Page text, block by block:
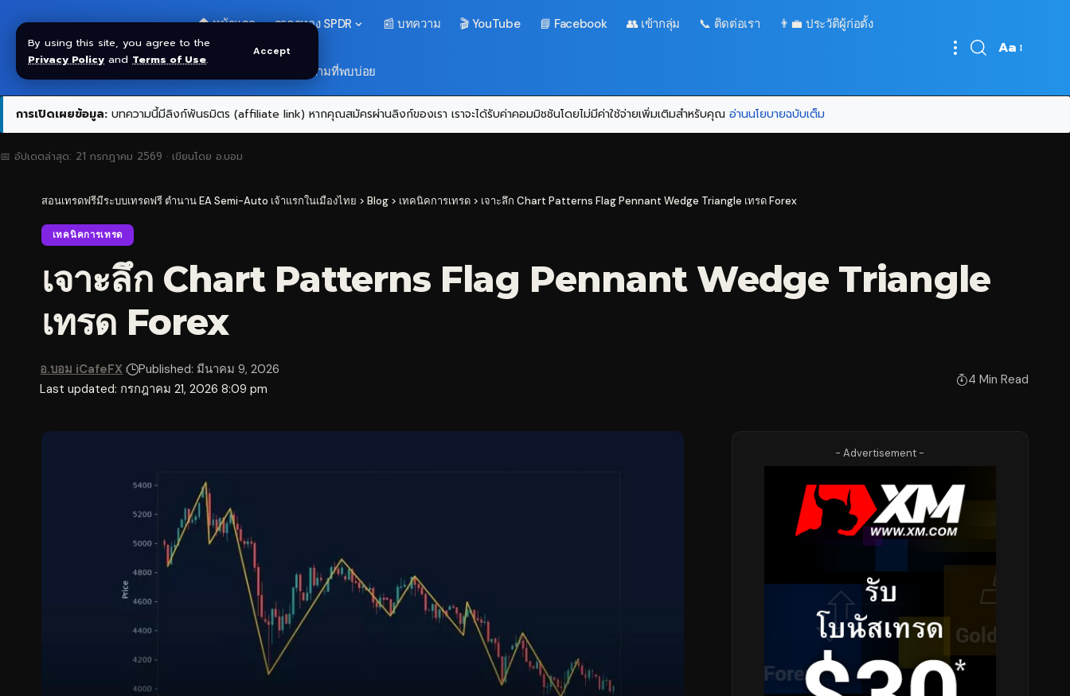
By using this site, you agree to the
Privacy Policy and Terms of Use.
Accept
🏠 หน้าแรก ราคาทอง SPDR 📰 บทความ 🎬 YouTube 📘 Facebook 👥 เข้ากลุ่ม 📞 ติดต่อเรา 👨‍💼 ประวัติผู้ก่อตั้ง
❓ คำถามที่พบบ่อย
Font
Aa
การเปิดเผยข้อมูล: บทความนี้มีลิงก์พันธมิตร (affiliate link) หากคุณสมัครผ่านลิงก์ของเรา เราจะได้รับค่าคอมมิชชันโดยไม่มีค่าใช้จ่ายเพิ่มเติมสำหรับคุณ อ่านนโยบายฉบับเต็ม
📅 อัปเดตล่าสุด: 21 กรกฎาคม 2569 · เขียนโดย อ.บอม
สอนเทรดฟรีมีระบบเทรดฟรี ตำนาน EA Semi-Auto เจ้าแรกในเมืองไทย > Blog > เทคนิคการเทรด > เจาะลึก Chart Patterns Flag Pennant Wedge Triangle เทรด Forex
เทคนิคการเทรด
เจาะลึก Chart Patterns Flag Pennant Wedge Triangle
เทรด Forex
Last updated: กรกฎาคม 21, 2026 8:09 pm
อ.บอม iCafeFX Published: มีนาคม 9, 2026
4 Min Read
- Advertisement -